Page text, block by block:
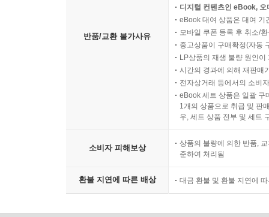
반품/교환 불가사유
디지털 컨텐츠인 eBook,
eBook 대여 상품은 대여 기
모바일 쿠폰 등록 후 취소/
중고상품이 구매확정(자동
LP상품의 재생 불량 원인
시간의 경과에 의해 재판매
전자상거래 등에서의 소비
eBook 세트 상품은 일괄 구
1개의 상품으로 취급 및 판
우, 세트 상품 전부 및 세트
소비자 피해보상
상품의 불량에 의한 반품,
준하여 처리됨
환불 지연에 따른 배상 대금 환불 및 환불 지연에